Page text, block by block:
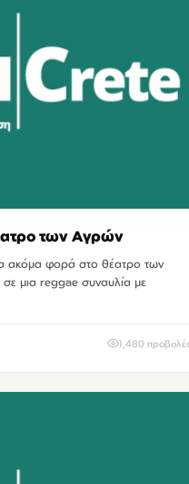
των Αγρών
ακόμα φορά στο θέατρο των
μια reggae συναυλία με
1,480